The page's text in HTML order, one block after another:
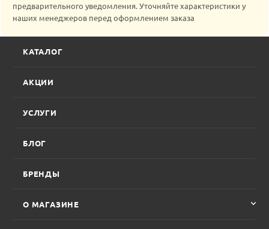
предварительного уведомления. Уточняйте характеристики у
наших менеджеров перед оформлением заказа
КАТАЛОГ
АКЦИИ
УСЛУГИ
БЛОГ
БРЕНДЫ
О МАГАЗИНЕ